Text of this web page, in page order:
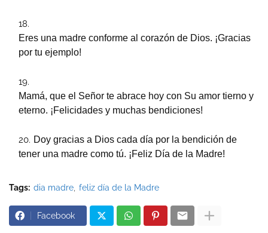
Eres una madre conforme al corazón de Dios. ¡Gracias
por tu ejemplo!
Mamá, que el Señor te abrace hoy con Su amor tierno y
eterno. ¡Felicidades y muchas bendiciones!
Doy gracias a Dios cada día por la bendición de
tener una madre como tú. ¡Feliz Día de la Madre!
Tags: dia madre feliz día de la Madre
Facebook